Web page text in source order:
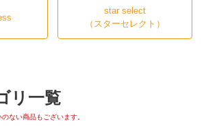
star select
（スターセレクト）
リ一覧
ない商品もございます。